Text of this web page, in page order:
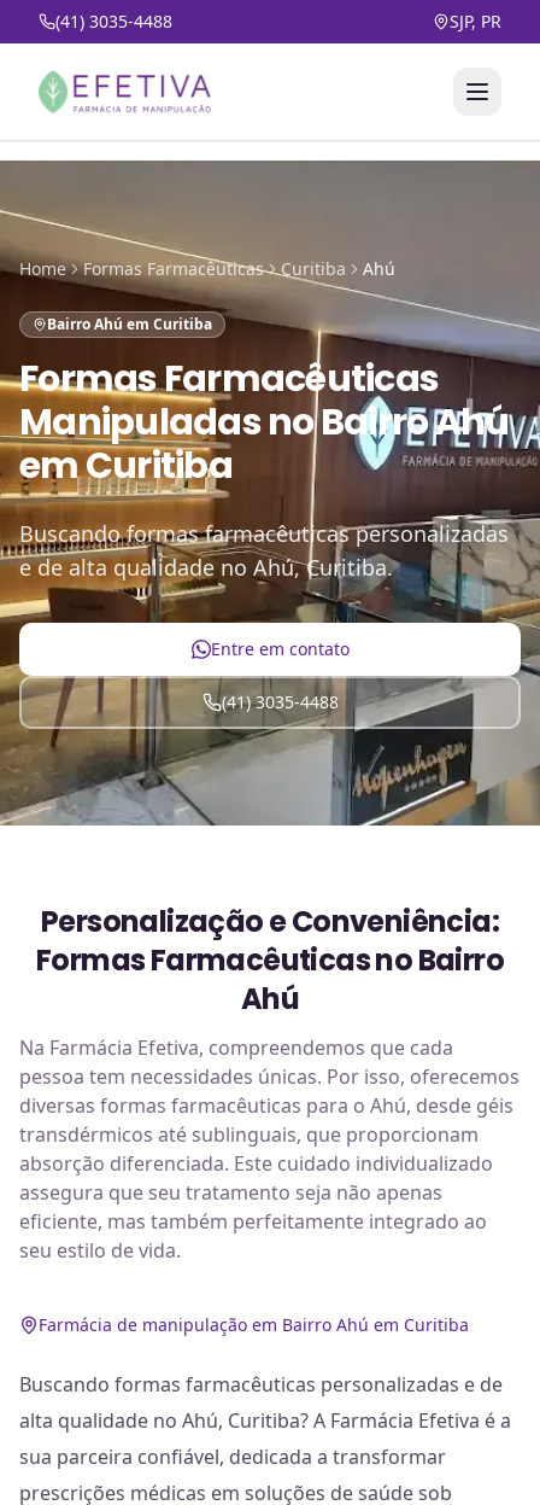
(41) 3035-4488 SJP, PR
Home Formas Farmacêuticas Curitiba Ahú
Bairro Ahú em Curitiba
Formas Farmacêuticas
ManipuladasnoBairro Ahú
em Curitiba
Buscando formas farmacêuticas personalizadas
e de alta qualidade no Ahú, Curitiba.
Entre em contato
(41) 3035-4488
Personalização e Conveniência:
Formas Farmacêuticas no Bairro
Ahú
Na Farmácia Efetiva, compreendemos que cada
pessoa tem necessidades únicas. Por isso, oferecemos
diversas formas farmacêuticas para o Ahú, desde géis
transdérmicos até sublinguais, que proporcionam
absorção diferenciada. Este cuidado individualizado
assegura que seu tratamento seja não apenas
eficiente, mas também perfeitamente integrado ao
seu estilo de vida.
Farmácia de manipulação em Bairro Ahú em Curitiba
Buscando formas farmacêuticas personalizadas e de
alta qualidade no Ahú, Curitiba? A Farmácia Efetiva é a
sua parceira confiável, dedicada a transformar
prescrições médicas em soluções de saúde sob